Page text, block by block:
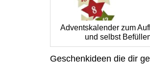
Adventskalender zum
und selbst
Geschenkideen die dir